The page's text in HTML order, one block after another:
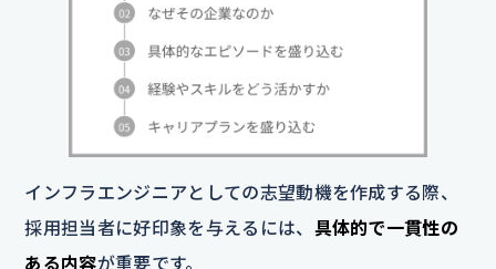
インフラエンジニアとしての志望動機を作成する際、
採用担当者に好印象を与えるには、 具体的で一貫性の
ある内容が重要です。